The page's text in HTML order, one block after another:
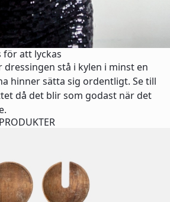
för att lyckas
stå i kylen i minst en
hinner sätta sig ordentligt. Se till
då det blir som godast när det